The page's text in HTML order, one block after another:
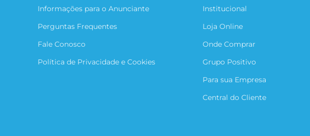
Informações para o Anunciante
Perguntas Frequentes
Fale Conosco
Política de Privacidade e Cookies
Institucional
Loja Online
Onde Comprar
Grupo Positivo
Para sua Empresa
Central do Cliente